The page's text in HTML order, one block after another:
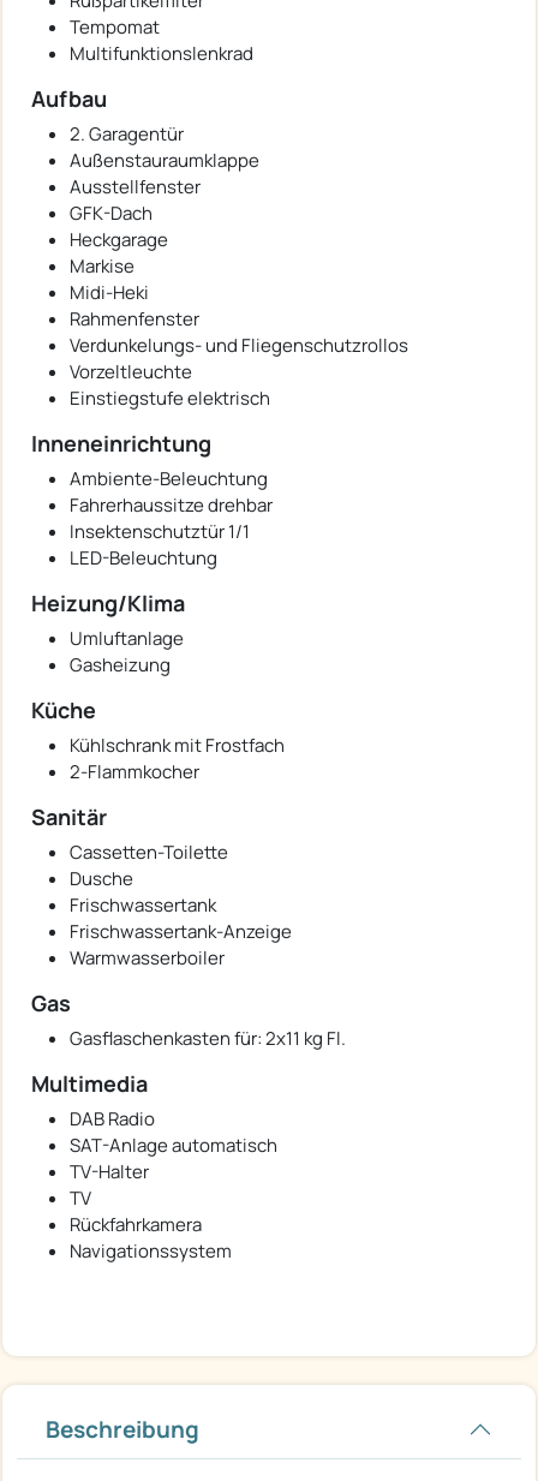
Tempomat
Multifunktionslenkrad
Aufbau
2. Garagentür
Außenstauraumklappe
Ausstellfenster
GFK-Dach
Heckgarage
Markise
Midi-Heki
Rahmenfenster
Verdunkelungs- und Fliegenschutzrollos
Vorzeltleuchte
Einstiegstufe elektrisch
Inneneinrichtung
Ambiente-Beleuchtung
Fahrerhaussitze drehbar
Insektenschutztür 1/1
LED-Beleuchtung
Heizung/Klima
Umluftanlage
Gasheizung
Küche
Kühlschrank mit Frostfach
2-Flammkocher
Sanitär
Cassetten-Toilette
Dusche
Frischwassertank
Frischwassertank-Anzeige
Warmwasserboiler
Gas
Gasflaschenkasten für: 2x11 kg Fl.
Multimedia
DAB Radio
SAT-Anlage automatisch
TV-Halter
TV
Rückfahrkamera
Navigationssystem
Beschreibung